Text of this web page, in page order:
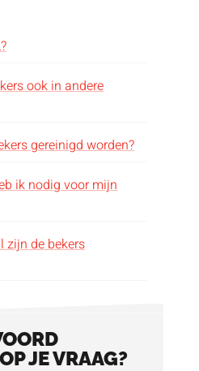
ook in andere
gereinigd worden?
ik nodig voor mijn
zijn de bekers
JE VRAAG?